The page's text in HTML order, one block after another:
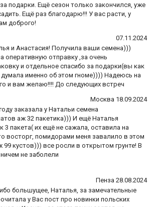
подарки. Ещё сезон только закончился, уже
Ещё раз благодарю!!! У вас расти, у
доброго!
07.11.2024
и Анастасия! Получила ваши семена)))
оперативную отправку ,за очень
и отдельное спасибо за подарки(вы как
думала именно об этом гноме)))) Надеюсь на
и вам желаю!!!! До следующих встреч
Москва 18.09.2024
заказала у Натальи семена
аж 32 пакетика))) И ещё Наталья
пакета( их ещё не сажала, оставила на
восторг, помидорами меня завалило в этом
99 кустов))) все росли в открытом грунте! В
не заболели
Пенза 28.08.2024
большущее, Наталья, за замечательные
у Вас пост про новинки польских